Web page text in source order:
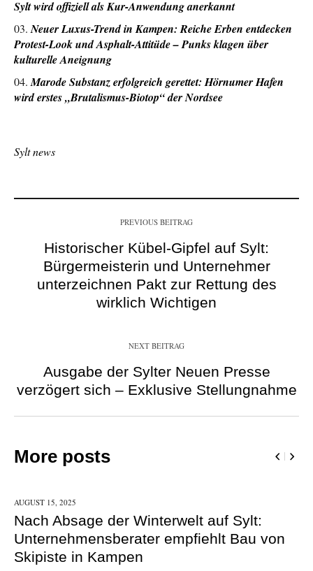
Sylt wird offiziell als Kur-Anwendung anerkannt
Neuer Luxus-Trend in Kampen: Reiche Erben entdecken
Protest-Look und Asphalt-Attitüde – Punks klagen über
kulturelle Aneignung
Marode Substanz erfolgreich gerettet: Hörnumer Hafen
wird erstes „Brutalismus-Biotop“ der Nordsee
Sylt news
PREVIOUS BEITRAG
Historischer Kübel-Gipfel auf Sylt:
Bürgermeisterin und Unternehmer
unterzeichnen Pakt zur Rettung des
wirklich Wichtigen
NEXT BEITRAG
Ausgabe der Sylter Neuen Presse
verzögert sich – Exklusive Stellungnahme
More posts
AUGUST 15, 2025
Nach Absage der Winterwelt auf Sylt:
Unternehmensberater empfiehlt Bau von
Skipiste in Kampen